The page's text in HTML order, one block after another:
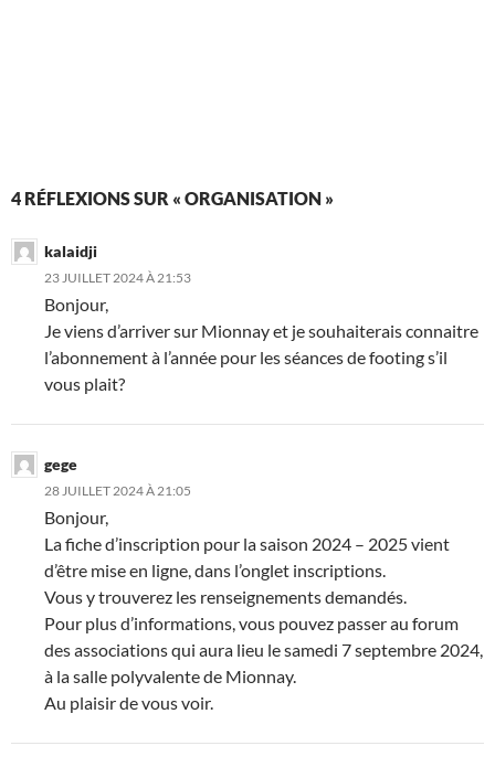
4 RÉFLEXIONS SUR « ORGANISATION »
kalaidji
23 JUILLET 2024 À 21:53
Bonjour,
Je viens d’arriver sur Mionnay et je souhaiterais connaitre
l’abonnement à l’année pour les séances de footing s’il
vous plait?
gege
28 JUILLET 2024 À 21:05
Bonjour,
La fiche d’inscription pour la saison 2024 – 2025 vient
d’être mise en ligne, dans l’onglet inscriptions.
Vous y trouverez les renseignements demandés.
Pour plus d’informations, vous pouvez passer au forum
des associations qui aura lieu le samedi 7 septembre 2024,
à la salle polyvalente de Mionnay.
Au plaisir de vous voir.